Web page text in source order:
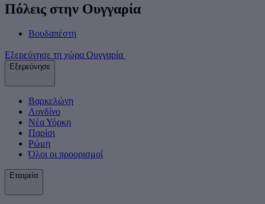
Πόλεις στην Ουγγαρία
Βουδαπέστη
Εξερεύνησε τη χώρα Ουγγαρία
Εξερεύνησε
Βαρκελώνη
Λονδίνο
Νέα Υόρκη
Παρίσι
Ρώμη
Όλοι οι προορισμοί
Εταιρεία